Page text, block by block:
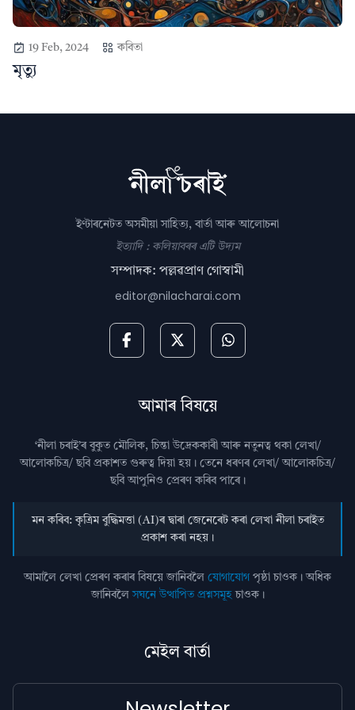
19 Feb, 2024 কবিতা
মৃত্যু
ইণ্টাৰনেটত অসমীয়া সাহিত্য, বাৰ্তা আৰু আলোচনা
ইত্যাদি : কলিয়াবৰৰ এটি উদ্যম
সম্পাদক: পল্লৱপ্ৰাণ গোস্বামী
editor@nilacharai.com
আমাৰ বিষয়ে
‘নীলা চৰাই’ৰ বুকুত মৌলিক, চিন্তা উদ্রেককাৰী আৰু নতুনত্ব থকা লেখা/
আলোকচিত্ৰ/ ছবি প্রকাশত গুৰুত্ব দিয়া হয়। তেনে ধৰণৰ লেখা/ আলোকচিত্ৰ/
ছবি আপুনিও প্রেৰণ কৰিব পাৰে।
মন কৰিব: কৃত্ৰিম বুদ্ধিমত্তা (AI)ৰ দ্বাৰা জেনেৰেট কৰা লেখা নীলা চৰাইত
প্ৰকাশ কৰা নহয়।
আমালৈ লেখা প্ৰেৰণ কৰাৰ বিষয়ে জানিবলৈ যোগাযোগ পৃষ্ঠা চাওক। অধিক
জানিবলৈসঘনে উত্থাপিত প্ৰশ্নসমূহচাওক।
মেইল বাৰ্তা